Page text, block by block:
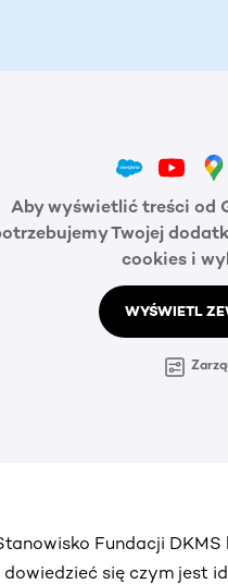
Aby wyświetlić treści od
Twojej
cookies i
WYŚWIETL
Fundacji DKMS
się czym jest